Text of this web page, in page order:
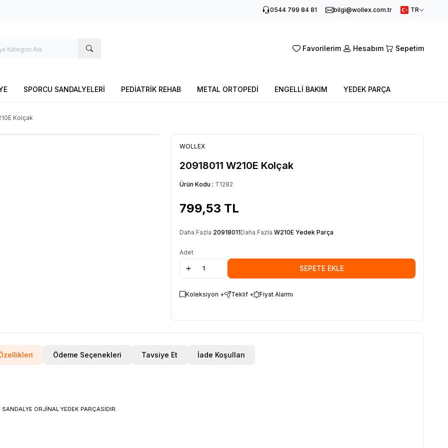
0544 799 84 81 bilgi@wollex.com.tr TR
Favorilerim Hesabım Sepetim
SPORCU SANDALYELERİ PEDİATRİK REHAB METAL ORTOPEDİ ENGELLİ BAKIM YEDEK PARÇA
Kolçak
WOLLEX
20918011 W210E Kolçak
Ürün Kodu : T1282
799,53 TL
Daha Fazla 20918011Daha Fazla W210E Yedek Parça
Adet
SEPETE EKLE
Koleksiyon + Teklif + Fiyat Alarmı
Ödeme Seçenekleri Tavsiye Et İade Koşulları
ORJİNAL YEDEK PARÇASIDIR.